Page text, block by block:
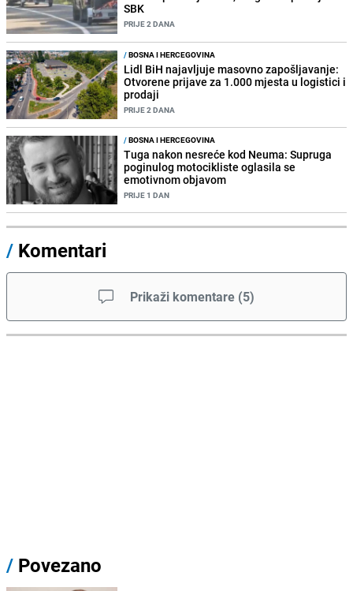
SBK
PRIJE 2 DANA
/BOSNA I HERCEGOVINA
Lidl BiH najavljuje masovno zapošljavanje:
Otvorene prijave za 1.000 mjesta u logistici i
prodaji
PRIJE 2 DANA
/BOSNA I HERCEGOVINA
Tuga nakon nesreće kod Neuma: Supruga
poginulog motocikliste oglasila se
emotivnom objavom
PRIJE 1 DAN
/ Komentari
Prikaži komentare (5)
/ Povezano